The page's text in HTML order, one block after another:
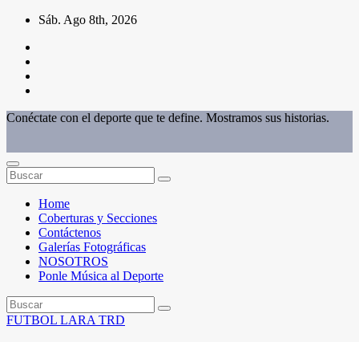
Saltar
contenido
Sáb. Ago 8th, 2026
Conéctate con el deporte que te define. Mostramos sus historias.
Home
Coberturas y Secciones
Contáctenos
Galerías Fotográficas
NOSOTROS
Ponle Música al Deporte
FUTBOL LARA TRD